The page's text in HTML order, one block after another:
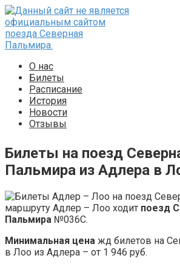
Перейти
к
контенту
О нас
Билеты
Расписание
История
Новости
Отзывы
Билеты на поезд
Пальмира из Адлера в
маршруту Адлер – Лоо ходит поезд
Пальмира №036С.
Минимальная цена жд билетов на
в Лоо из Адлера – от 1 946 руб.